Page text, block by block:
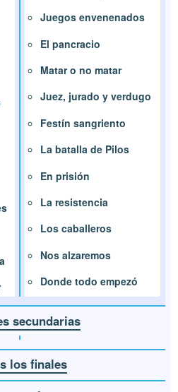
Juegos envenenados
El pancracio
Matar o no matar
Juez, jurado y verdugo
Festín sangriento
La batalla de Pilos
En prisión
La resistencia
Los caballeros
Nos alzaremos
Donde todo empezó
secundarias
los finales